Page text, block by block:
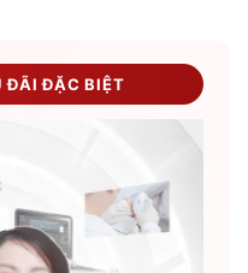
ĐÃI ĐẶC BIỆT